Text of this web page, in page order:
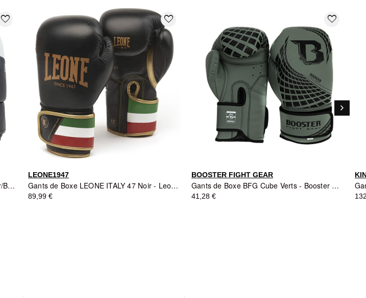
favorite_border
Gants de Boxe BFG Thunder Series Noir/Blanc - Booster Fight Gear
favorite_border
LEONE1947
Gants de Boxe LEONE ITALY 47 Noir - Leone1947
89,99 €
favorite_border
BOOSTER FIGHT GEAR
Gants de Boxe BFG Cube Verts - Booster Fight Gear
41,28 €
Suivant
keyboard_arrow_right